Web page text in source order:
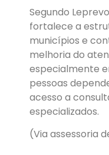
Segundo
fortalece a
municípios e
melhoria do
especialmente
pessoas
acesso a
especializados.
(Via assessoria